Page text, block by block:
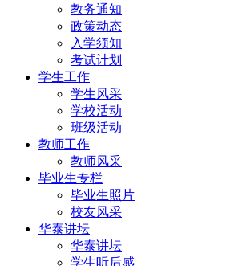
教务通知
政策动态
入学须知
考试计划
学生工作
学生风采
学校活动
班级活动
教师工作
教师风采
毕业生专栏
毕业生照片
校友风采
华泰讲坛
华泰讲坛
学生听后感